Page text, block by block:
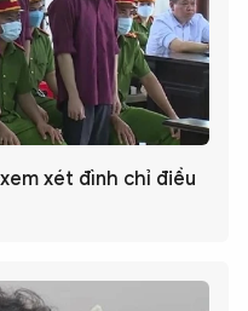
xét đình chỉ điều